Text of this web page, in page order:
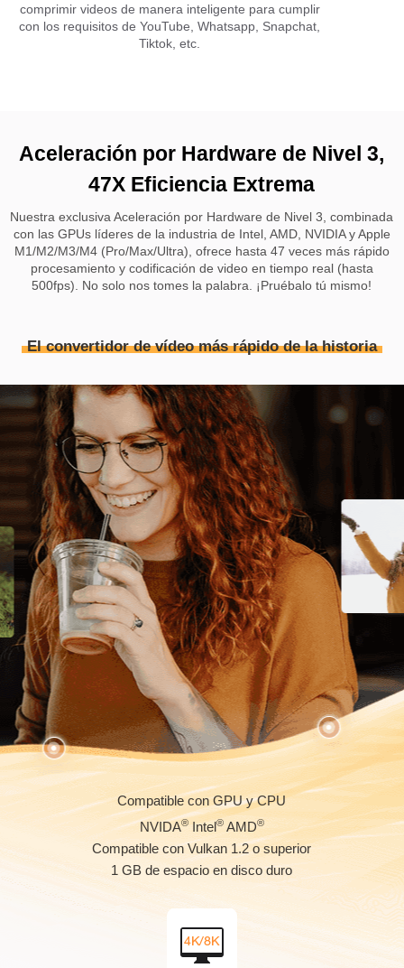
comprimir videos de manera inteligente para cumplir
con los requisitos de YouTube, Whatsapp, Snapchat,
Tiktok, etc.
Aceleración por Hardware de Nivel 3,
47X Eficiencia Extrema
Nuestra exclusiva Aceleración por Hardware de Nivel 3, combinada
con las GPUs líderes de la industria de Intel, AMD, NVIDIA y Apple
M1/M2/M3/M4 (Pro/Max/Ultra), ofrece hasta 47 veces más rápido
procesamiento y codificación de video en tiempo real (hasta
500fps). No solo nos tomes la palabra. ¡Pruébalo tú mismo!
El convertidor de vídeo más rápido de la historia
Compatible con GPU y CPU
NVIDA®Intel®AMD®
Compatible con Vulkan 1.2 o superior
1 GB de espacio en disco duro